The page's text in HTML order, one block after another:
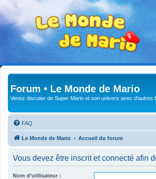
Forum • Le Monde de Mario
Venez discuter de Super Mario et son univers avec d'autres
FAQ
Le Monde de Mario Accueil du forum
Vous devez être inscrit et connecté afin
Nom d’utilisateur :